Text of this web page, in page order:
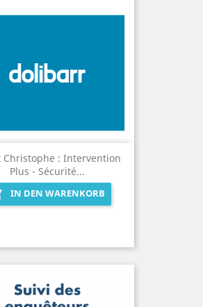
Christophe : Intervention
Plus - Sécurité...
IN DEN WARENKORB